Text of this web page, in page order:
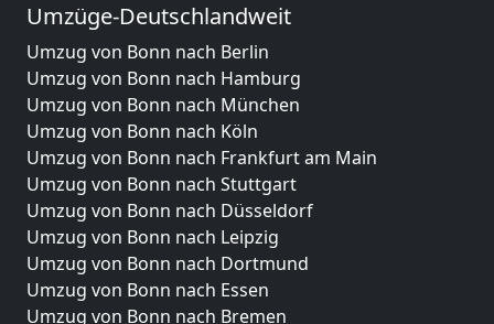
Umzüge-Deutschlandweit
Umzug von Bonn nach Berlin
Umzug von Bonn nach Hamburg
Umzug von Bonn nach München
Umzug von Bonn nach Köln
Umzug von Bonn nach Frankfurt am Main
Umzug von Bonn nach Stuttgart
Umzug von Bonn nach Düsseldorf
Umzug von Bonn nach Leipzig
Umzug von Bonn nach Dortmund
Umzug von Bonn nach Essen
Umzug von Bonn nach Bremen